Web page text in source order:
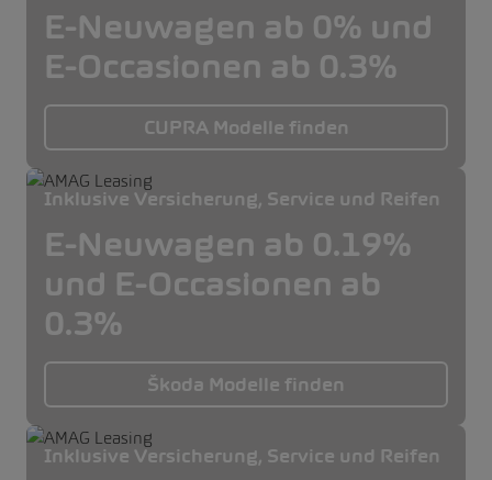
E-Neuwagen ab 0% und
E-Occasionen ab 0.3%
CUPRA Modelle finden
Inklusive Versicherung, Service und Reifen
E-Neuwagen ab 0.19%
und E-Occasionen ab
0.3%
Škoda Modelle finden
Inklusive Versicherung, Service und Reifen